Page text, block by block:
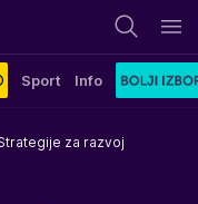
Sport Info
za razvoj